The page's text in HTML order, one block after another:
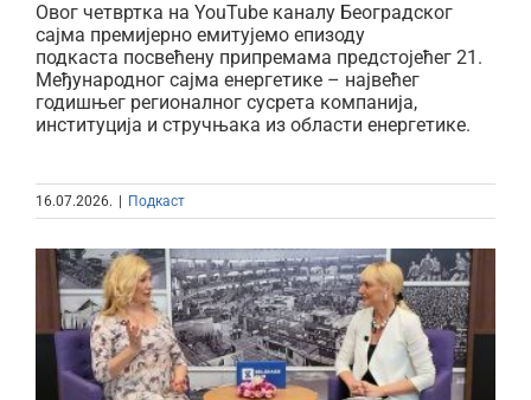
Овог четвртка на YouTube каналу Београдског
сајма премијерно емитујемо епизоду
подкаста посвећену припремама предстојећег 21.
Међународног сајма енергетике – највећег
годишњег регионалног сусрета компанија,
институција и стручњака из области енергетике.
16.07.2026. Подкаст
Где почињу велике приче –
Сузана Манчић у подкасту о